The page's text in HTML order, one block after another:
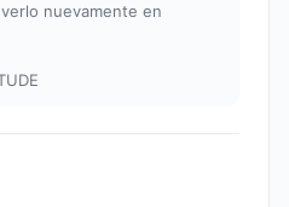
nuevamente en